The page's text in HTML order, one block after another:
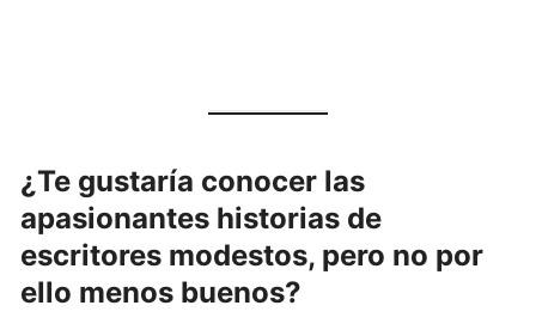
¿Te gustaría conocer las
apasionantes historias de
escritores modestos, pero no por
ello menos buenos?